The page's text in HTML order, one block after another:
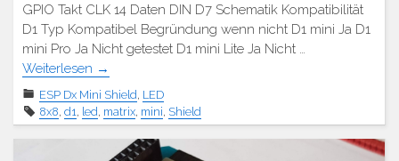
GPIO Takt CLK 14 Daten DIN D7 Schematik Kompatibilität
D1 Typ Kompatibel Begründung wenn nicht D1 mini Ja D1
mini Pro Ja Nicht getestet D1 mini Lite Ja Nicht …
Weiterlesen →
ESP Dx Mini Shield LED
8x8 d1 led matrix mini Shield